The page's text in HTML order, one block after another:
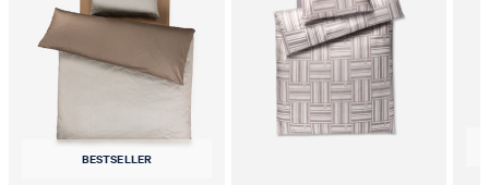
Produzent
Strellson AG
8280 Kreuzlingen
BESTSELLER